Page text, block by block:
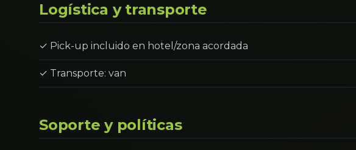
Logística y transporte
✓ Pick-up incluido en hotel/zona acordada
✓ Transporte: van
Soporte y políticas